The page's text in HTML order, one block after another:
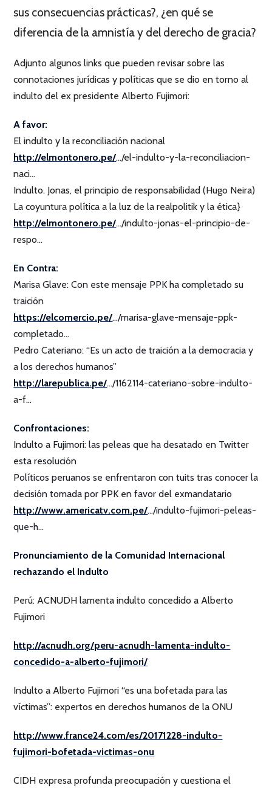
sus consecuencias prácticas?, ¿en qué se
diferencia de la amnistía y del derecho de gracia?
Adjunto algunos links que pueden revisar sobre las
connotaciones jurídicas y políticas que se dio en torno al
indulto del ex presidente Alberto Fujimori:
A favor:
El indulto y la reconciliación nacional
http://elmontonero.pe/…/el-indulto-y-la-reconciliacion-
naci…
Indulto. Jonas, el principio de responsabilidad (Hugo Neira)
La coyuntura política a la luz de la realpolitik y la ética}
http://elmontonero.pe/…/indulto-jonas-el-principio-de-
respo…
En Contra:
Marisa Glave: Con este mensaje PPK ha completado su
traición
https://elcomercio.pe/…/marisa-glave-mensaje-ppk-
completado…
Pedro Cateriano: “Es un acto de traición a la democracia y
a los derechos humanos”
http://larepublica.pe/…/1162114-cateriano-sobre-indulto-
a-f…
Confrontaciones:
Indulto a Fujimori: las peleas que ha desatado en Twitter
esta resolución
Políticos peruanos se enfrentaron con tuits tras conocer la
decisión tomada por PPK en favor del exmandatario
http://www.americatv.com.pe/…/indulto-fujimori-peleas-
que-h…
Pronunciamiento de la Comunidad Internacional
rechazando el Indulto
Perú: ACNUDH lamenta indulto concedido a Alberto
Fujimori
http://acnudh.org/peru-acnudh-lamenta-indulto-
concedido-a-alberto-fujimori/
Indulto a Alberto Fujimori “es una bofetada para las
víctimas”: expertos en derechos humanos de la ONU
http://www.france24.com/es/20171228-indulto-
fujimori-bofetada-victimas-onu
CIDH expresa profunda preocupación y cuestiona el